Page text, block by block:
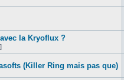
la Kryoflux ?
]
(Killer Ring mais pas que)